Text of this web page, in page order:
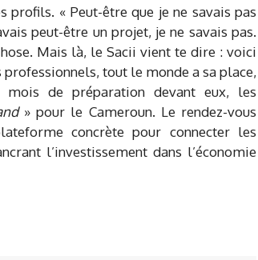
profils. « Peut-être que je ne savais pas
peut-être un projet, je ne savais pas.
Mais là, le Sacii vient te dire : voici
tout le monde a sa place,
de préparation devant eux, les
» pour le Cameroun. Le rendez-vous
concrète pour connecter les
l’investissement dans l’économie